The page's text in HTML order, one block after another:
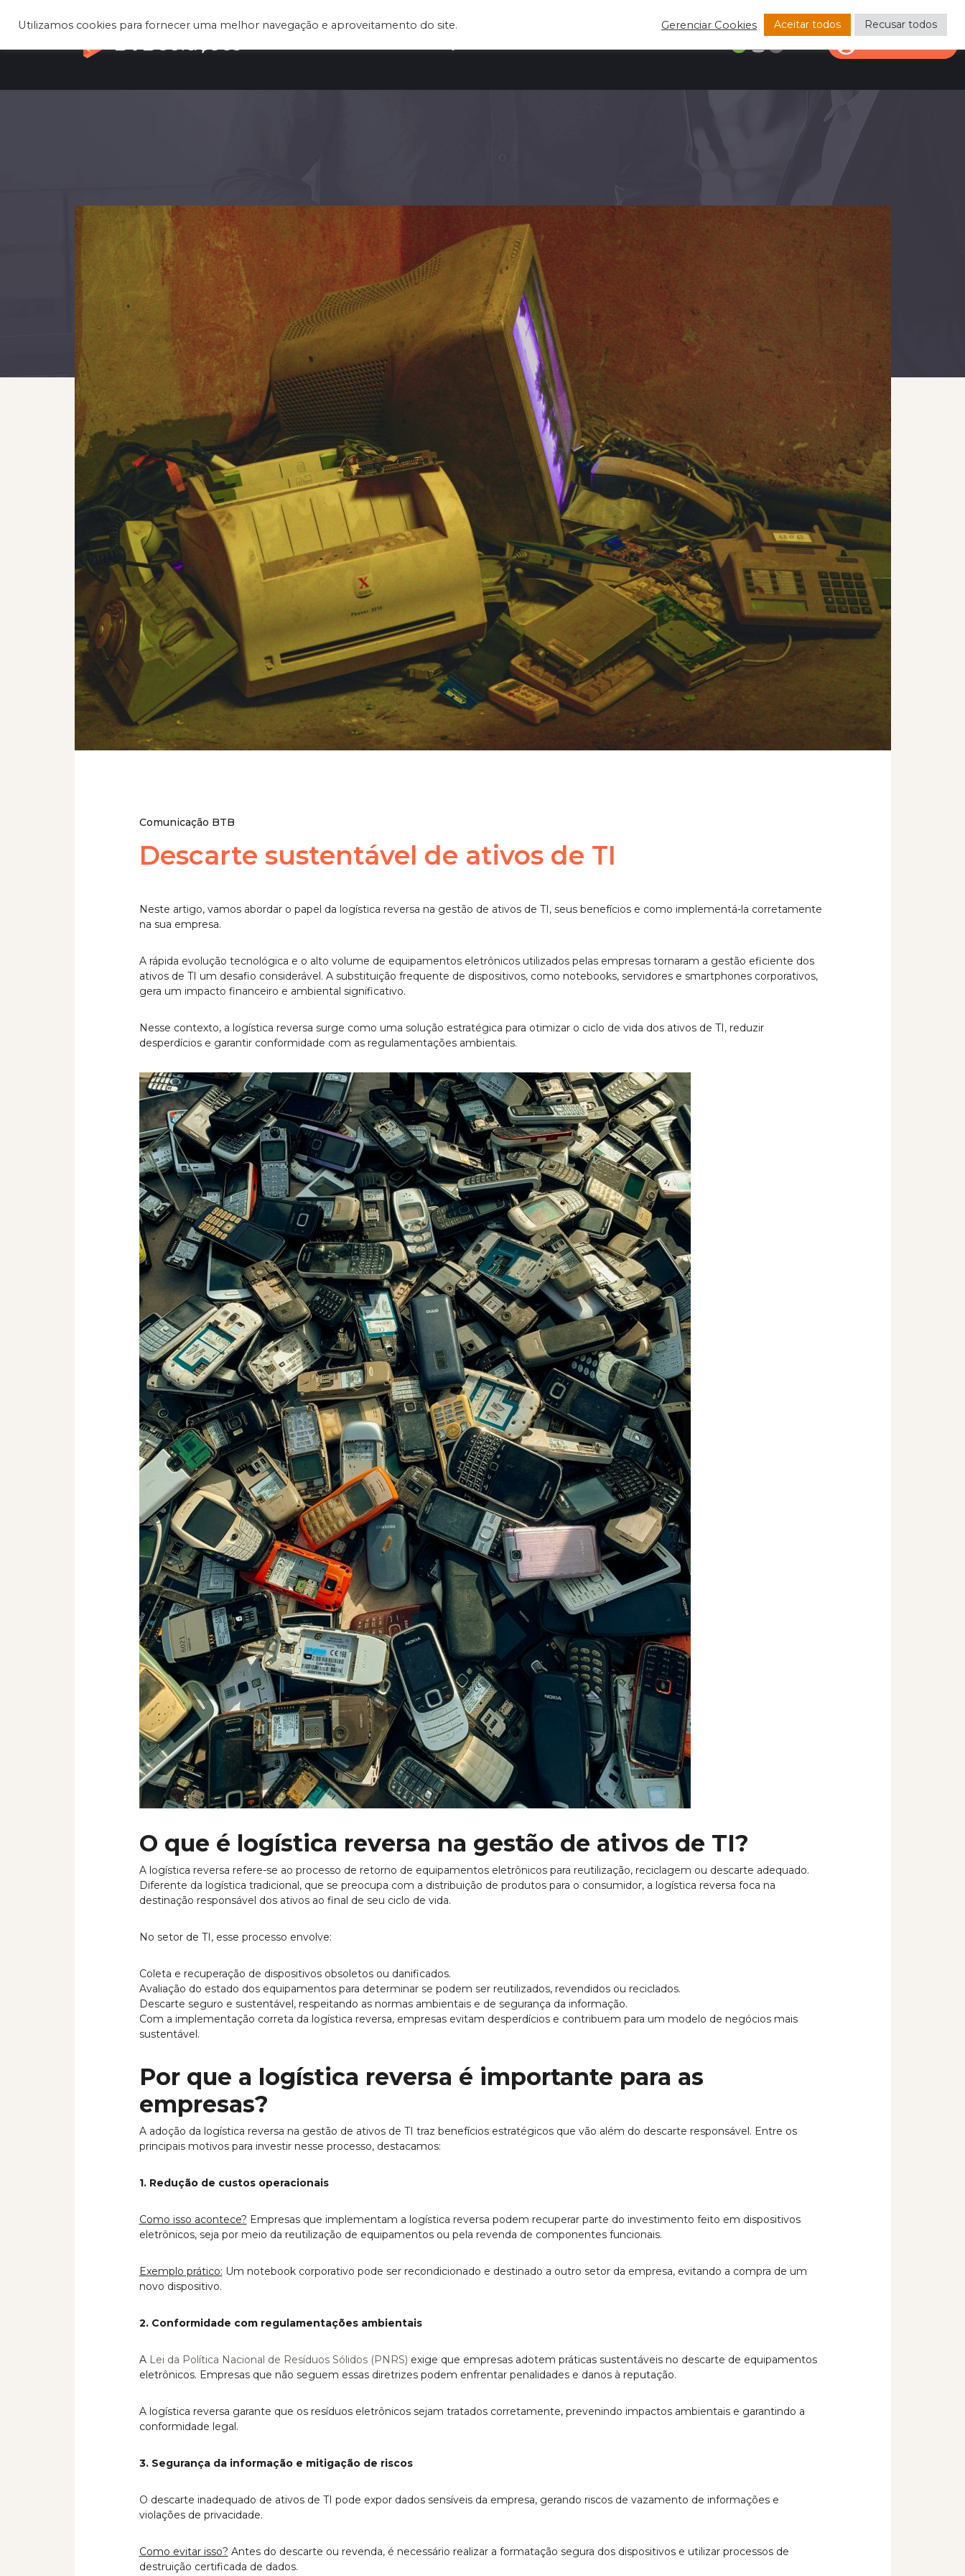
Comunicação BTB
Descarte sustentável de ativos de TI
Neste artigo, vamos abordar o papel da logística reversa na gestão de ativos de TI, seus benefícios e como implementá-la corretamente
na sua empresa.
A rápida evolução tecnológica e o alto volume de equipamentos eletrônicos utilizados pelas empresas tornaram a gestão eficiente dos
ativos de TI um desafio considerável. A substituição frequente de dispositivos, como notebooks, servidores e smartphones corporativos,
gera um impacto financeiro e ambiental significativo.
Nesse contexto, a logística reversa surge como uma solução estratégica para otimizar o ciclo de vida dos ativos de TI, reduzir
desperdícios e garantir conformidade com as regulamentações ambientais.
O que é logística reversa na gestão de ativos de TI?
A logística reversa refere-se ao processo de retorno de equipamentos eletrônicos para reutilização, reciclagem ou descarte adequado.
Diferente da logística tradicional, que se preocupa com a distribuição de produtos para o consumidor, a logística reversa foca na
destinação responsável dos ativos ao final de seu ciclo de vida.
No setor de TI, esse processo envolve:
Coleta e recuperação de dispositivos obsoletos ou danificados.
Avaliação do estado dos equipamentos para determinar se podem ser reutilizados, revendidos ou reciclados.
Descarte seguro e sustentável, respeitando as normas ambientais e de segurança da informação.
Com a implementação correta da logística reversa, empresas evitam desperdícios e contribuem para um modelo de negócios mais
sustentável.
Por que a logística reversa é importante para as
empresas?
A adoção da logística reversa na gestão de ativos de TI traz benefícios estratégicos que vão além do descarte responsável. Entre os
principais motivos para investir nesse processo, destacamos:
1. Redução de custos operacionais
Como isso acontece? Empresas que implementam a logística reversa podem recuperar parte do investimento feito em dispositivos
eletrônicos, seja por meio da reutilização de equipamentos ou pela revenda de componentes funcionais.
Exemplo prático: Um notebook corporativo pode ser recondicionado e destinado a outro setor da empresa, evitando a compra de um
novo dispositivo.
2. Conformidade com regulamentações ambientais
A Lei da Política Nacional de Resíduos Sólidos (PNRS) exige que empresas adotem práticas sustentáveis no descarte de equipamentos
eletrônicos. Empresas que não seguem essas diretrizes podem enfrentar penalidades e danos à reputação.
A logística reversa garante que os resíduos eletrônicos sejam tratados corretamente, prevenindo impactos ambientais e garantindo a
conformidade legal.
3. Segurança da informação e mitigação de riscos
O descarte inadequado de ativos de TI pode expor dados sensíveis da empresa, gerando riscos de vazamento de informações e
violações de privacidade.
Como evitar isso? Antes do descarte ou revenda, é necessário realizar a formatação segura dos dispositivos e utilizar processos de
destruição certificada de dados.
Utilizamos cookies para fornecer uma melhor navegação e aproveitamento do site. Gerenciar Cookies Aceitar todos Recusar todos